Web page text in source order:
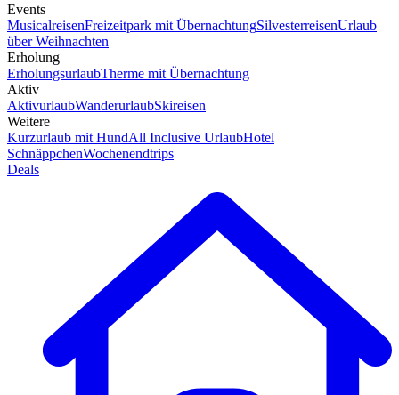
Events
MusicalreisenFreizeitpark mit ÜbernachtungSilvesterreisenUrlaub
über Weihnachten
Erholung
ErholungsurlaubTherme mit Übernachtung
Aktiv
AktivurlaubWanderurlaubSkireisen
Weitere
Kurzurlaub mit HundAll Inclusive UrlaubHotel
SchnäppchenWochenendtrips
Deals